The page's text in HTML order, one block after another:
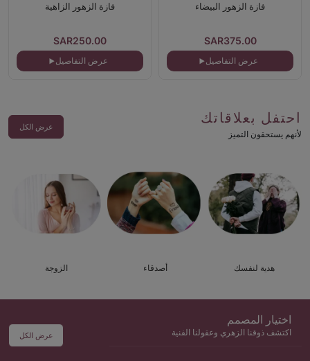
فازة الزهور البيضاء
SAR375.00
عرض التفاصيل
فازة الزهور الزاهية
SAR250.00
عرض التفاصيل
احتفل بعلاقاتك
لأنهم يستحقون التميز
عرض الكل
هدية لنفسك أصدقاء الزوجة
اختيار المصمم
اكتشف ذوقنا الزهري وعقولنا الفنية عرض الكل